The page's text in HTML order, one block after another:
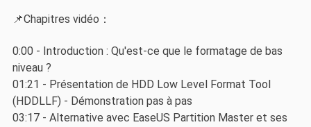
📌Chapitres vidéo：
0:00 - Introduction : Qu'est-ce que le formatage de bas
niveau ?
01:21 - Présentation de HDD Low Level Format Tool
(HDDLLF) - Démonstration pas à pas
03:17 - Alternative avec EaseUS Partition Master et ses